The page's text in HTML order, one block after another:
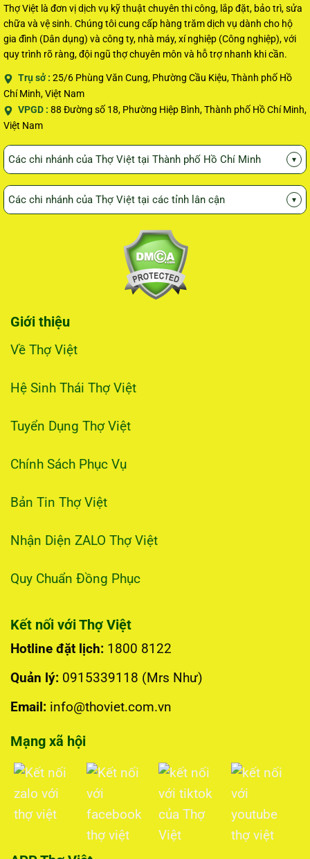
Thợ Việt là đơn vị dịch vụ kỹ thuật chuyên thi công, lắp đặt, bảo trì, sửa
chữa và vệ sinh. Chúng tôi cung cấp hàng trăm dịch vụ dành cho hộ
gia đình (Dân dụng) và công ty, nhà máy, xí nghiệp (Công nghiệp), với
quy trình rõ ràng, đội ngũ thợ chuyên môn và hỗ trợ nhanh khi cần.
Trụ sở : 25/6 Phùng Văn Cung, Phường Cầu Kiệu, Thành phố Hồ
Chí Minh, Việt Nam
VPGD : 88 Đường số 18, Phường Hiệp Bình, Thành phố Hồ Chí Minh,
Việt Nam
Các chi nhánh của Thợ Việt tại Thành phố Hồ Chí Minh ▾
Các chi nhánh của Thợ Việt tại các tỉnh lân cận ▾
Giới thiệu
Về Thợ Việt
Hệ Sinh Thái Thợ Việt
Tuyển Dụng Thợ Việt
Chính Sách Phục Vụ
Bản Tin Thợ Việt
Nhận Diện ZALO Thợ Việt
Quy Chuẩn Đồng Phục
Kết nối với Thợ Việt
Hotline đặt lịch: 1800 8122
Quản lý: 0915339118 (Mrs Như)
Email: info@thoviet.com.vn
Mạng xã hội